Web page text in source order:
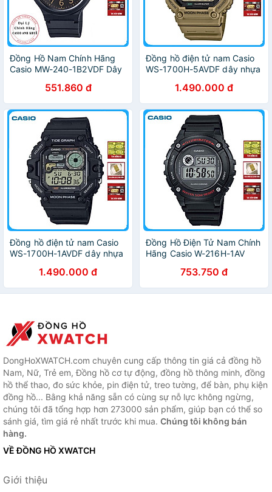
Đồng Hồ Nam Chính Hãng
Casio MW-240-1B2VDF Dây
551.860 đ
Đồng hồ điện tử nam Casio
WS-1700H-5AVDF dây nhựa
1.490.000 đ
Đồng hồ điện tử nam Casio
WS-1700H-1AVDF dây nhựa
1.490.000 đ
Đồng Hồ Điện Tử Nam Chính
Hãng Casio W-216H-1AV
753.750 đ
DongHoXWATCH.com chuyên cung cấp thông tin giá cả đồng hồ
Nam, Nữ, Trẻ em, Đồng hồ cơ tự động, đồng hồ thông minh, đồng
hồ thể thao, đo sức khỏe, pin điện tử, treo tường, để bàn, phụ kiện
đồng hồ... Bằng khả năng sẵn có cùng sự nỗ lực không ngừng,
chúng tôi đã tổng hợp hơn 273000 sản phẩm, giúp bạn có thể so
sánh giá, tìm giá rẻ nhất trước khi mua. Chúng tôi không bán
hàng.
VỀ ĐỒNG HỒ XWATCH
Giới thiệu